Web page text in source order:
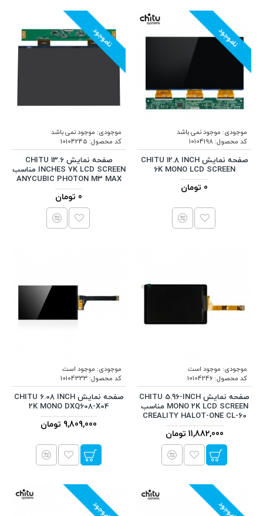
ناموجود
موجودی: موجود نمی باشد
کد محصول:10104198
صفحه نمایش CHITU 12.8 INCH
6K MONO LCD SCREEN
0 تومان
ناموجود
موجودی: موجود نمی باشد
کد محصول: 10104245
صفحه نمایش CHITU 13.6
INCHES 7K LCD SCREEN مناسب
ANYCUBIC PHOTON M3 MAX
0 تومان
موجودی: موجود است
کد محصول: 10104246
صفحه نمایش CHITU 5.96-INCH
MONO 2K LCD SCREEN مناسب
CREALITY HALOT-ONE CL-60
11,882,000 تومان
موجودی: موجود است
کد محصول:10104333
صفحه نمایش CHITU 6.08 INCH
2K MONO DXQ608-X04
9,809,000 تومان